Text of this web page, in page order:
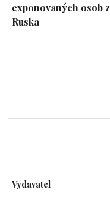
exponovaných osob z
Ruska
Vydavatel